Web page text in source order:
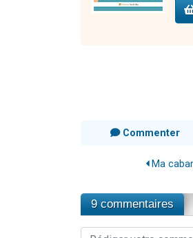
Commenter
Ma
9 commentaires